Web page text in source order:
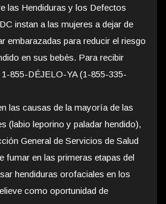
las Hendiduras y los Defectos
instan a las mujeres a dejar de
embarazadas para reducir el riesgo
en sus bebés. Para recibir
855-DÉJELO-YA (1-855-335-
las causas de la mayoría de las
(labio leporino y paladar hendido),
General de Servicios de Salud
fumar en las primeras etapas del
hendiduras orofaciales en los
como oportunidad de